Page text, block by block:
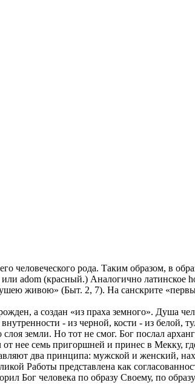
человеческого рода. Таким образом, в
adom (красный.) Аналогично латинское
живою» (Быт. 2, 7). На санскрите
а создан «из праха земного». Душа
- из черной, кости - из белой,
земли. Но тот не смог. Бог послал
нее семь пригоршней и принес в Мекку,
два принципа: мужской и женский,
Работы представлена как
Бог человека по образу Своему, по